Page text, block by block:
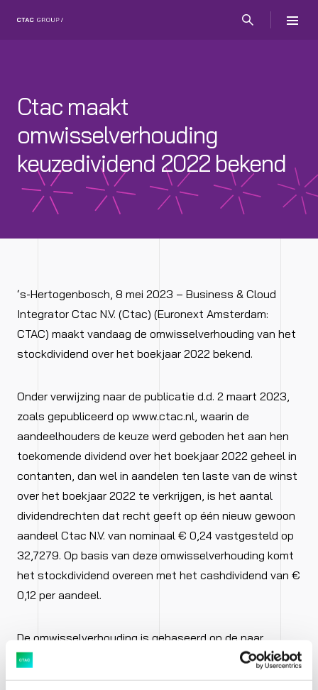
Ctac maakt
omwisselverhouding
keuzedividend 2022 bekend
‘s-Hertogenbosch, 8 mei 2023 – Business & Cloud
Integrator Ctac N.V. (Ctac) (Euronext Amsterdam:
CTAC) maakt vandaag de omwisselverhouding van het
stockdividend over het boekjaar 2022 bekend.
Onder verwijzing naar de publicatie d.d. 2 maart 2023,
zoals gepubliceerd op www.ctac.nl, waarin de
aandeelhouders de keuze werd geboden het aan hen
toekomende dividend over het boekjaar 2022 geheel in
contanten, dan wel in aandelen ten laste van de winst
over het boekjaar 2022 te verkrijgen, is het aantal
dividendrechten dat recht geeft op één nieuw gewoon
aandeel Ctac N.V. van nominaal € 0,24 vastgesteld op
32,7279. Op basis van deze omwisselverhouding komt
het stockdividend overeen met het cashdividend van €
0,12 per aandeel.
De omwisselverhouding is gebaseerd op de naar
volume gewogen gemiddelde koers van alle
verhandelde aandelen van Ctac N.V. gedurende de